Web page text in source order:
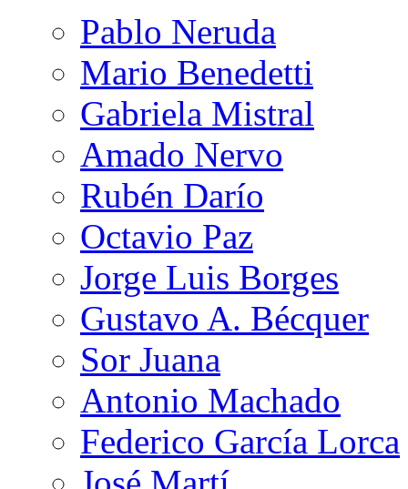
Pablo Neruda
Mario Benedetti
Gabriela Mistral
Amado Nervo
Rubén Darío
Octavio Paz
Jorge Luis Borges
Gustavo A. Bécquer
Sor Juana
Antonio Machado
Federico García Lorca